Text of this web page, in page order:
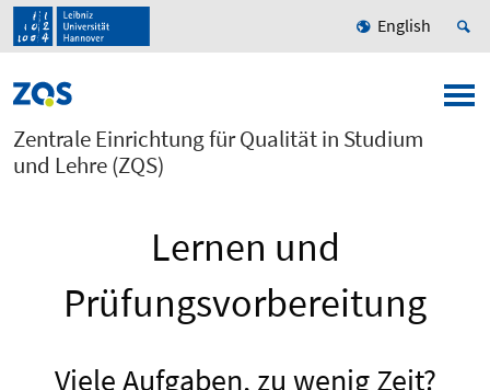
English
Zentrale Einrichtung für Qualität in Studium
und Lehre (ZQS)
Lernen und
Prüfungsvorbereitung
Viele Aufgaben, zu wenig Zeit?